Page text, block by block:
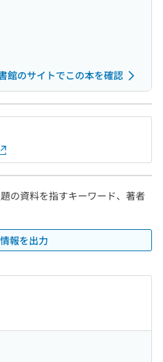
館のサイトでこの本を確認
の資料を指すキーワード、著者
報を出力